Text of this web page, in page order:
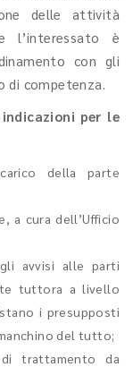
delle attività
l’interessato è
con gli
competenza.
per le
della parte
a cura dell’Ufficio
avvisi alle parti
tuttora a livello
i presupposti
del tutto;
di trattamento da